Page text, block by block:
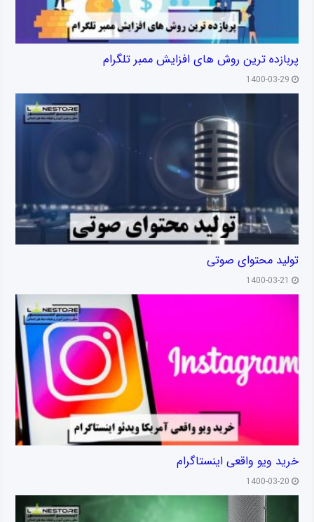
پربازده ترین روش های افزایش ممبر تلگرام
1400-03-29
تولید محتوای صوتی
1400-03-21
خرید ویو واقعی اینستاگرام
1400-03-20